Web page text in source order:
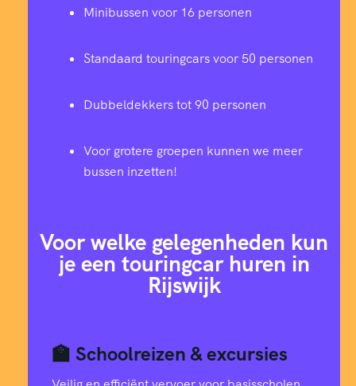
Minibussen voor 16 personen
Standaard touringcars voor 50 personen
Dubbeldekkers tot 90 personen
Voor grotere groepen kunnen we meer
bussen inzetten!
Voor welke gelegenheden kun
je een touringcar huren in
Rijswijk
🏫 Schoolreizen & excursies